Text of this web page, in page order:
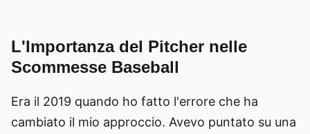
L'Importanza del Pitcher nelle
Scommesse Baseball
Era il 2019 quando ho fatto l'errore che ha
cambiato il mio approccio. Avevo puntato su una